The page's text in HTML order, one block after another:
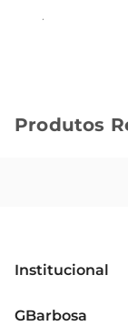
se revela a
Para
Produtos
Institucional
GBarbosa